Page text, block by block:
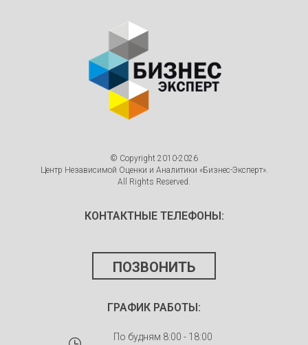
© Copyright 2010-2026
Центр Независимой Оценки и Аналитики «Бизнес-Эксперт».
All Rights Reserved.
КОНТАКТНЫЕ ТЕЛЕФОНЫ:
ПОЗВОНИТЬ
ГРАФИК РАБОТЫ:
По будням 8:00 - 18:00